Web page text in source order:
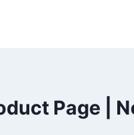
Page |